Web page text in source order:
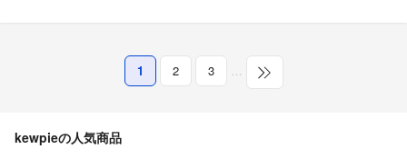
1 2 3 …
kewpieの人気商品